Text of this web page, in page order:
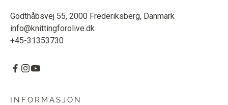
Godthåbsvej 55, 2000 Frederiksberg, Danmark
info@knittingforolive.dk
+45-31353730
INFORMASJON